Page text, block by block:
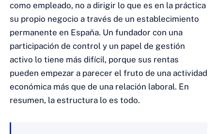
como empleado, no a dirigir lo que es en la práctica
su propio negocio a través de un establecimiento
permanente en España. Un fundador con una
participación de control y un papel de gestión
activo lo tiene más difícil, porque sus rentas
pueden empezar a parecer el fruto de una actividad
económica más que de una relación laboral. En
resumen, la estructura lo es todo.